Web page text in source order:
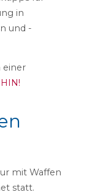
in
und -
einer
mit Waffen
statt.